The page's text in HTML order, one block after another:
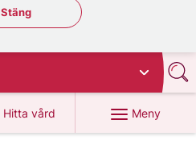
Stäng regionsväljaren
Stäng
Hitta vård
på 1177.se
Meny